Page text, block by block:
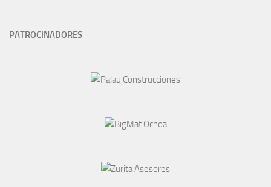
PATROCINADORES